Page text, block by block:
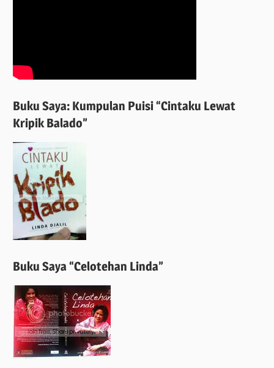
Buku Saya: Kumpulan Puisi “Cintaku Lewat
Kripik Balado”
Buku Saya “Celotehan Linda”